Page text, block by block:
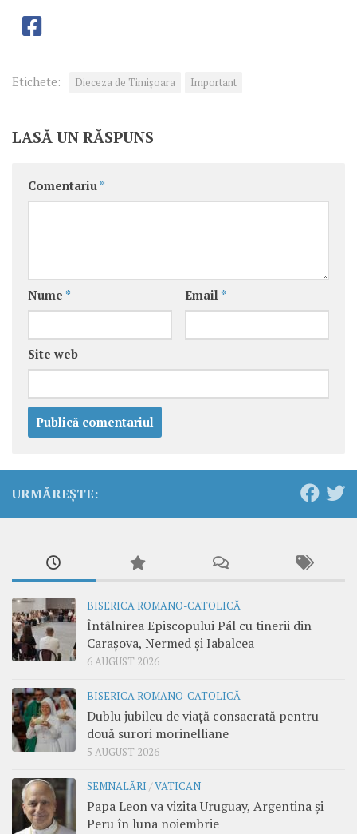
Etichete: Dieceza de Timișoara Important
LASĂ UN RĂSPUNS
Comentariu *
Nume * Email *
Site web
URMĂREȘTE:
BISERICA ROMANO-CATOLICĂ
Întâlnirea Episcopului Pál cu tinerii din
Carașova, Nermed și Iabalcea
6 AUGUST 2026
BISERICA ROMANO-CATOLICĂ
Dublu jubileu de viață consacrată pentru
două surori morinelliane
5 AUGUST 2026
SEMNALĂRI /VATICAN
Papa Leon va vizita Uruguay, Argentina și
Peru în luna noiembrie